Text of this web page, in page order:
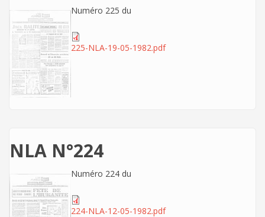
Numéro 225 du
225-NLA-19-05-1982.pdf
NLA N°224
Numéro 224 du
224-NLA-12-05-1982.pdf